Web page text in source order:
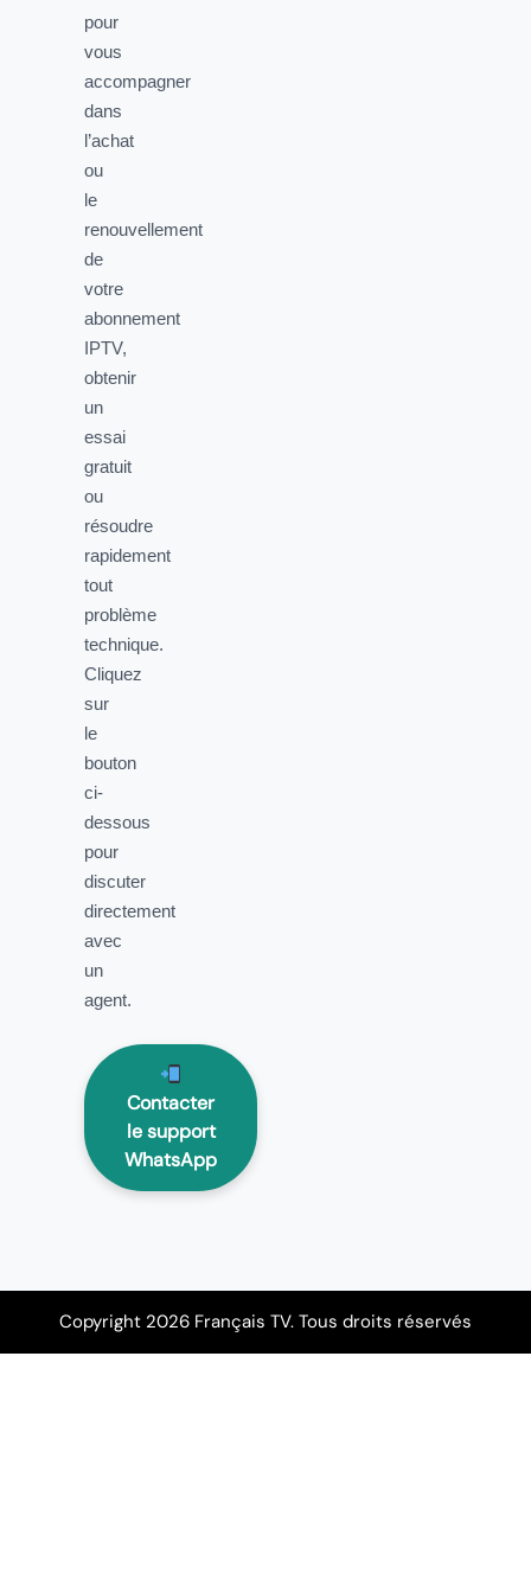
pour
vous
accompagner
dans
l’achat
ou
le
renouvellement
de
votre
abonnement
IPTV,
obtenir
un
essai
gratuit
ou
résoudre
rapidement
tout
problème
technique.
Cliquez
sur
le
bouton
ci-
dessous
pour
discuter
directement
avec
un
agent.
Contacter
le support
WhatsApp
Copyright 2026 Français TV. Tous droits réservés